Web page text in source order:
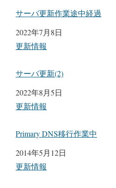
サーバ更新作業途中経過
日付
2022年7月8日
関連理由
更新情報
サーバ更新(2)
日付
2022年8月5日
関連理由
更新情報
Primary DNS移行作業中
日付
2014年5月12日
関連理由
更新情報